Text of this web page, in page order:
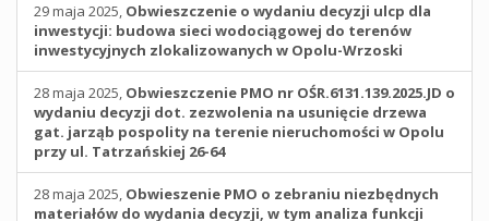
29 maja 2025, Obwieszczenie o wydaniu decyzji ulcp dla
inwestycji: budowa sieci wodociągowej do terenów
inwestycyjnych zlokalizowanych w Opolu-Wrzoski
28 maja 2025, Obwieszczenie PMO nr OŚR.6131.139.2025.JD o
wydaniu decyzji dot. zezwolenia na usunięcie drzewa
gat. jarząb pospolity na terenie nieruchomości w Opolu
przy ul. Tatrzańskiej 26-64
28 maja 2025, Obwieszenie PMO o zebraniu niezbędnych
materiałów do wydania decyzji, w tym analiza funkcji